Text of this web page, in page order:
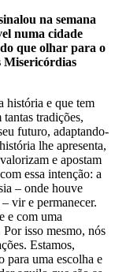
na semana
numa cidade
que olhar para o
Misericórdias
história e que tem
tradições,
futuro, adaptando-
lhe apresenta,
e apostam
essa intenção: a
– onde houve
vir e permanecer.
e com uma
isso mesmo, nós
Estamos,
para uma escolha e